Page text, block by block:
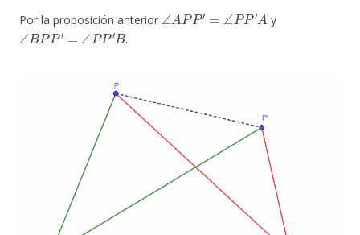
Por la proposición anterior
∠ A PP′= P′A
y
∠BPP′=∠PP′B
.